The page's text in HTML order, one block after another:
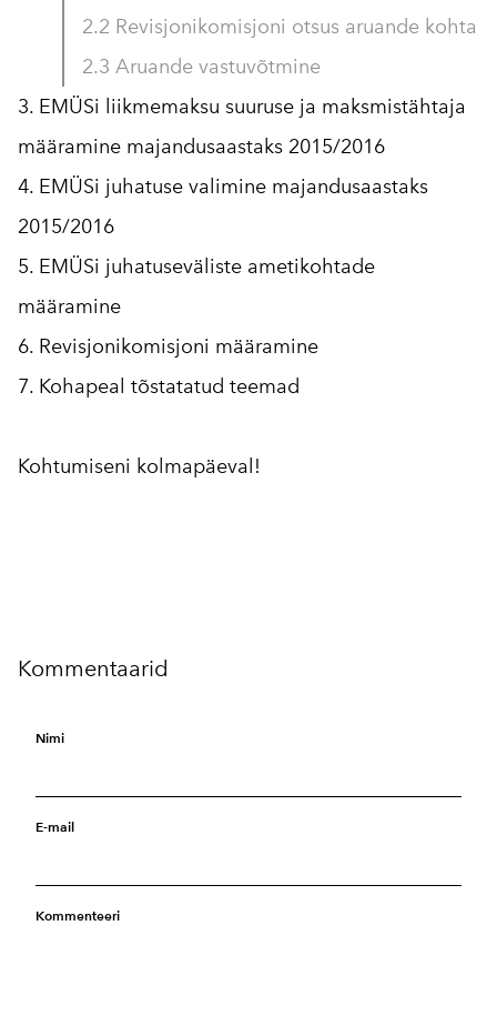
2.2 Revisjonikomisjoni otsus aruande kohta
2.3 Aruande vastuvõtmine
3. EMÜSi liikmemaksu suuruse ja maksmistähtaja
määramine majandusaastaks 2015/2016
4. EMÜSi juhatuse valimine majandusaastaks
2015/2016
5. EMÜSi juhatuseväliste ametikohtade
määramine
6. Revisjonikomisjoni määramine
7. Kohapeal tõstatatud teemad
Kohtumiseni kolmapäeval!
Kommentaarid
Nimi
E-mail
Kommenteeri